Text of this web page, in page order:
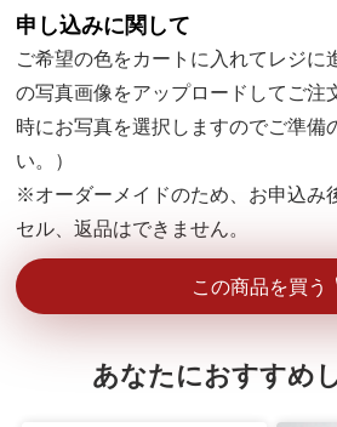
申し込みに関して
ご希望の色をカートに入れてレジに
の写真画像をアップロードしてご注
時にお写真を選択しますのでご準備
い。）
※オーダーメイドのため、お申込み
セル、返品はできません。
この商品を買う
あなたにおすすめ